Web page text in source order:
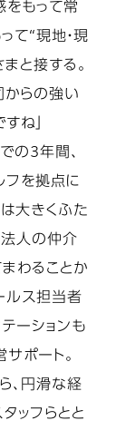
をもって常
て“現地・現
と接する。
からの強い
ね」
の3年間、
フを拠点に
は大きくふた
法人の仲介
わることか
ルス担当者
ーションも
ポート。
、円滑な経
ッフらとと